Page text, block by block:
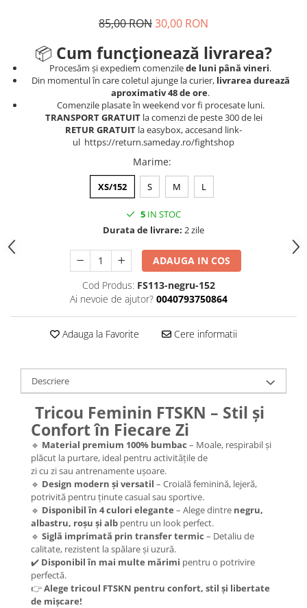
85,00 RON30,00 RON
📦 Cum funcționează livrarea?
Procesăm și expediem comenzilede luni până vineri.
Din momentul în care coletul ajunge la curier, livrarea durează
aproximativ 48 de ore.
Comenzile plasate în weekend vor fi procesate luni.
TRANSPORT GRATUITla comenzi de peste 300 de lei
RETUR GRATUIT la easybox, accesand link-
ul https://return.sameday.ro/fightshop
Marime:
XS/152 S M L
5 IN STOC
Durata de livrare: 2 zile
ADAUGA IN COS
Cod Produs: FS113-negru-152
Ai nevoie de ajutor? 0040793750864
Adauga la Favorite Cere informatii
Descriere
Tricou Feminin FTSKN – Stil și
Confort în Fiecare Zi
🔹 Material premium 100% bumbac – Moale, respirabil și
plăcut la purtare, ideal pentru activitățile de
zi cu zi sau antrenamente ușoare.
🔹 Design modern și versatil – Croială feminină, lejeră,
potrivită pentru ținute casual sau sportive.
🔹 Disponibil în 4 culori elegante – Alege dintre negru,
albastru, roșu și alb pentru un look perfect.
🔹 Siglă imprimată prin transfer termic – Detaliu de
calitate, rezistent la spălare și uzură.
✔️ Disponibil în mai multe mărimi pentru o potrivire
perfectă.
👉Alege tricoul FTSKN pentru confort, stil și libertate
de mișcare!